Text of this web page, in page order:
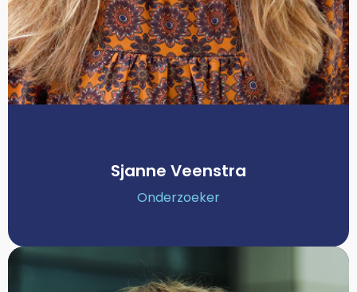
Sjanne Veenstra
Onderzoeker